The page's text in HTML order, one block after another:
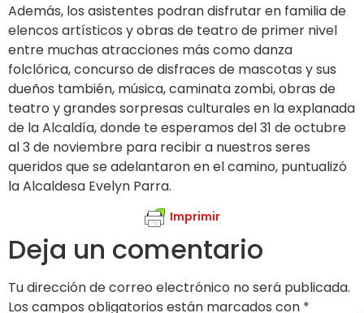
Además, los asistentes podran disfrutar en familia de
elencos artísticos y obras de teatro de primer nivel
entre muchas atracciones más como danza
folclórica, concurso de disfraces de mascotas y sus
dueños también, música, caminata zombi, obras de
teatro y grandes sorpresas culturales en la explanada
de la Alcaldía, donde te esperamos del 31 de octubre
al 3 de noviembre para recibir a nuestros seres
queridos que se adelantaron en el camino, puntualizó
la Alcaldesa Evelyn Parra.
Imprimir
Deja un comentario
Tu dirección de correo electrónico no será publicada.
Los campos obligatorios están marcados con *